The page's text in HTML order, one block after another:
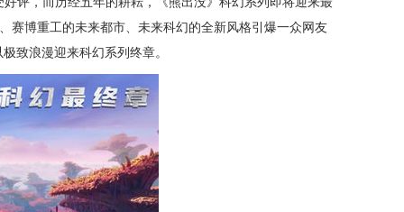
赛博重工的未来都市、未来科幻的全新风格引爆一众网友
致浪漫迎来科幻系列终章。